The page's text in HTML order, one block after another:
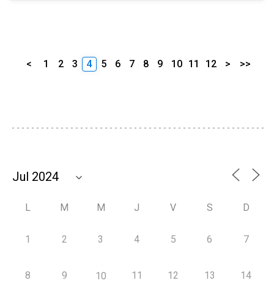
< 1 2 3 4 5 6 7 8 9 10 11 12 > >>
L M M J V S D
1 2 3 4 5 6 7
8 9 10 11 12 13 14